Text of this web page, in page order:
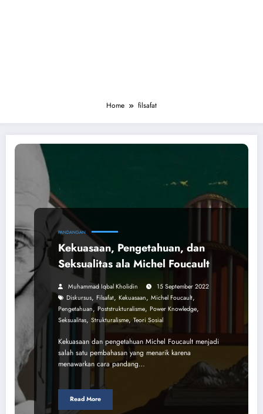
Home filsafat
PANDANGAN
Kekuasaan, Pengetahuan, dan
Seksualitas ala Michel Foucault
Muhammad Iqbal Kholidin
15 September 2022
Diskursus, Filsafat, Kekuasaan, Michel Foucault,
Pengetahuan, Poststrukturalisme, Power Knowledge,
Seksualitas, Strukturalisme, Teori Sosial
Kekuasaan dan pengetahuan Michel Foucault menjadi
salah satu pembahasan yang menarik karena
menawarkan cara pandang…
Read More